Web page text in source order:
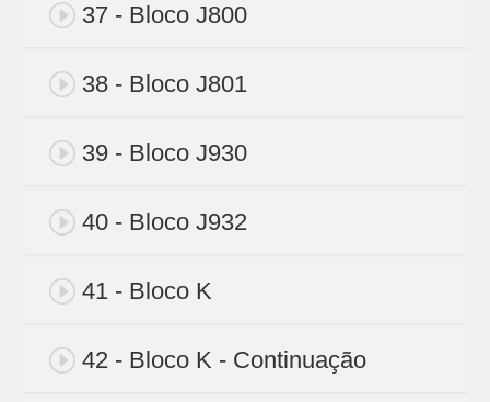
37 - Bloco J800
38 - Bloco J801
39 - Bloco J930
40 - Bloco J932
41 - Bloco K
42 - Bloco K - Continuação